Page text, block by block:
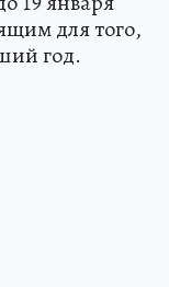
для того,
год.